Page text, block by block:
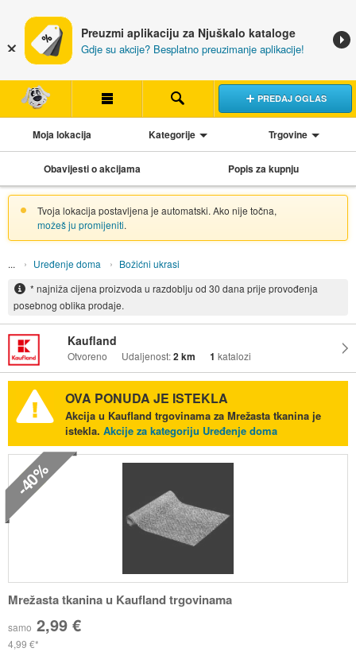
Preuzmi aplikaciju za Njuškalo kataloge
Gdje su akcije? Besplatno preuzimanje aplikacije!
PREDAJ OGLAS
Moja lokacija Kategorije Trgovine
Obavijesti o akcijama Popis za kupnju
Tvoja lokacija postavljena je automatski. Ako nije točna,
možeš ju promijeniti.
Uređenje doma
Božićni ukrasi
* najniža cijena proizvoda u razdoblju od 30 dana prije provođenja
posebnog oblika prodaje.
Kaufland
Otvoreno Udaljenost:2 km 1 katalozi
OVA PONUDA JE ISTEKLA
Akcija u Kaufland trgovinama za Mrežasta tkanina je
istekla. Akcije za kategoriju Uređenje doma
-40%
Mrežasta tkanina u Kaufland trgovinama
samo 2,99 €
4,99 €